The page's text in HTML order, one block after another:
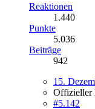
Reaktionen
1.440
Punkte
5.036
Beiträge
942
15.
Offizieller
#5.142